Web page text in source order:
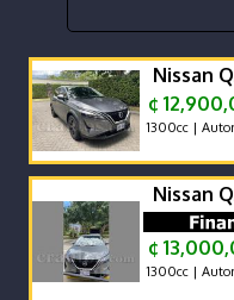
Nissan
¢
1300cc |
Nissan
¢
1300cc |